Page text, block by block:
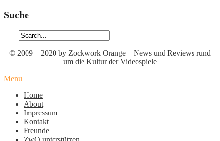
Suche
© 2009 – 2020 by Zockwork Orange – News und Reviews rund
um die Kultur der Videospiele
Menu
Home
About
Impressum
Kontakt
Freunde